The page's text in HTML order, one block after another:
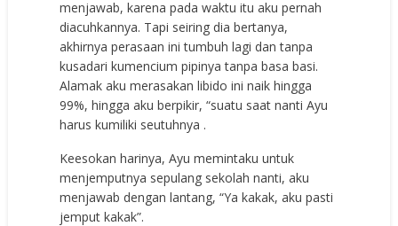
menjawab, karena pada waktu itu aku pernah
diacuhkannya. Tapi seiring dia bertanya,
akhirnya perasaan ini tumbuh lagi dan tanpa
kusadari kumencium pipinya tanpa basa basi.
Alamak aku merasakan libido ini naik hingga
99%, hingga aku berpikir, “suatu saat nanti Ayu
harus kumiliki seutuhnya .
Keesokan harinya, Ayu memintaku untuk
menjemputnya sepulang sekolah nanti, aku
menjawab dengan lantang, “Ya kakak, aku pasti
jemput kakak”.